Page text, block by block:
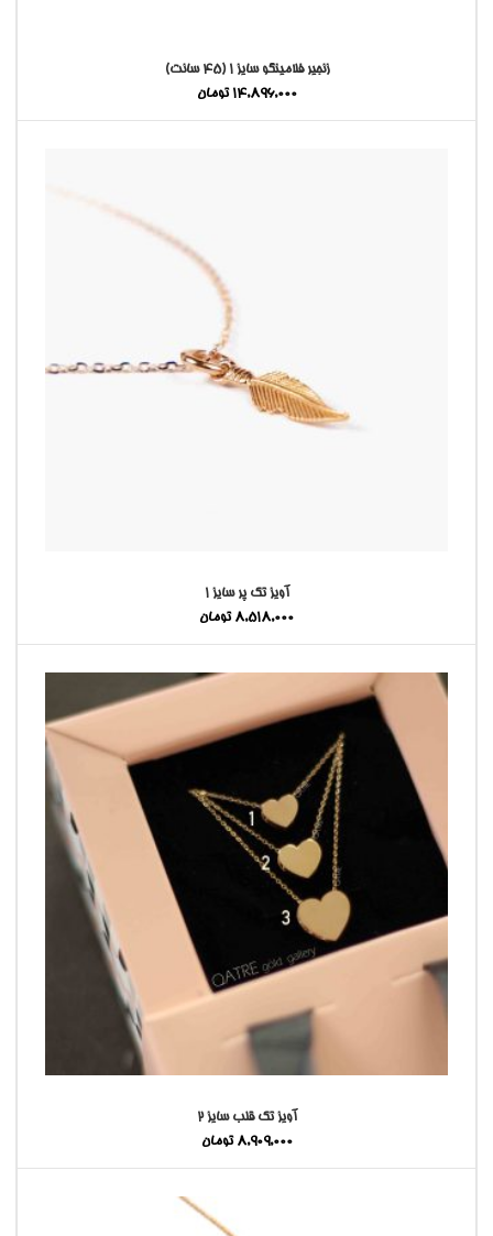
زنجیر فلامینگو سایز 1 (45 سانت)
14,896,000 تومان
آویز تک پر سایز ۱
8,518,000 تومان
آویز تک قلب سایز ۲
8,909,000 تومان